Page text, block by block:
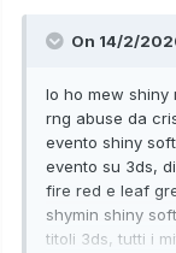
On 14/2/
Io ho mew shiny
rng abuse da
evento shiny
evento su 3ds,
fire red e leaf
shymin shiny
titoli 3ds, tutti i